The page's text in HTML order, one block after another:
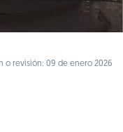
o revisión: 09 de enero 2026